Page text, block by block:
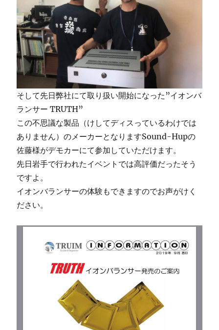
そして先日弊社にて取り扱い開始になった”イオンバ
ランサー TRUTH”
この不思議な製品（けしてディスっているわけでは
ありません）のメーカーとなりますSound-Hupの
佐藤様がデモカーにて参加していただけます。
先日岩手で行われたイベントでは高評価だったそう
ですよ。
イオンバランサーの体験もできますのでお声がけく
ださい。